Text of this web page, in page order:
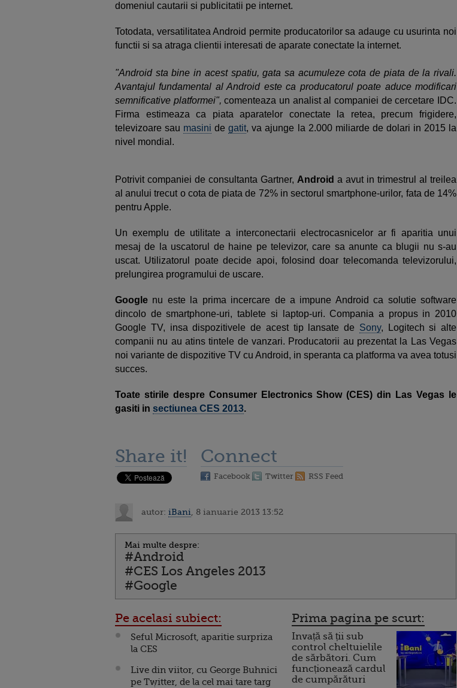
domeniul cautarii si publicitatii pe internet.
Totodata, versatilitatea Android permite producatorilor sa adauge cu usurinta noi
functii si sa atraga clientii interesati de aparate conectate la internet.
"Android sta bine in acest spatiu, gata sa acumuleze cota de piata de la rivali.
Avantajul fundamental al Android este ca producatorul poate aduce modificari
semnificative platformei",comenteaza un analist al companiei de cercetare IDC.
Firma estimeaza ca piata aparatelor conectate la retea, precum frigidere,
televizoare sau masini degatit, va ajunge la 2.000 miliarde de dolari in 2015 la
nivel mondial.
Potrivit companiei de consultanta Gartner, Android a avut in trimestrul al treilea
al anului trecut o cota de piata de 72% in sectorul smartphone-urilor, fata de 14%
pentru Apple.
Un exemplu de utilitate a interconectarii electrocasnicelor ar fi aparitia unui
mesaj de la uscatorul de haine pe televizor, care sa anunte ca blugii nu s-au
uscat. Utilizatorul poate decide apoi, folosind doar telecomanda televizorului,
prelungirea programului de uscare.
Google nu este la prima incercare de a impune Android ca solutie software
dincolo de smartphone-uri, tablete si laptop-uri. Compania a propus in 2010
Google TV, insa dispozitivele de acest tip lansate de Sony, Logitech si alte
companii nu au atins tintele de vanzari. Producatorii au prezentat la Las Vegas
noi variante de dispozitive TV cu Android, in speranta ca platforma va avea totusi
succes.
Toate stirile despre Consumer Electronics Show (CES) din Las Vegas le
gasiti in sectiunea CES 2013.
Share it! Connect
Facebook Twitter RSS Feed
autor: iBani , 8 ianuarie 2013 13:52
Mai multe despre:
#Android
#CES Los Angeles 2013
#Google
Pe acelasi subiect:
Seful Microsoft, aparitie surpriza
la CES
Live din viitor, cu George Buhnici
pe Twitter, de la cel mai tare targ
Prima pagina pe scurt:
Invață să ții sub
control cheltuielile
de sărbători. Cum
funcționează cardul
de cumpărături